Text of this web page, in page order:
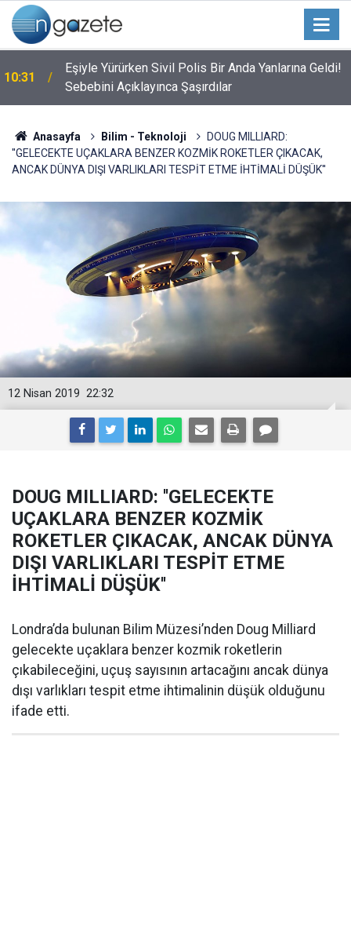
10:31
Eşiyle Yürürken Sivil Polis Bir Anda Yanlarına Geldi!
Sebebini Açıklayınca Şaşırdılar
Anasayfa Bilim - Teknoloji
DOUG MILLIARD:
''GELECEKTE UÇAKLARA BENZER KOZMİK ROKETLER ÇIKACAK,
ANCAK DÜNYA DIŞI VARLIKLARI TESPİT ETME İHTİMALİ DÜŞÜK''
22:32
12 Nisan 2019
DOUG MILLIARD: ''GELECEKTE
UÇAKLARA BENZER KOZMİK
ROKETLER ÇIKACAK, ANCAK DÜNYA
DIŞI VARLIKLARI TESPİT ETME
İHTİMALİ DÜŞÜK''
Londra’da bulunan Bilim Müzesi’nden Doug Milliard
gelecekte uçaklara benzer kozmik roketlerin
çıkabileceğini, uçuş sayısının artacağını ancak dünya
dışı varlıkları tespit etme ihtimalinin düşük olduğunu
ifade etti.